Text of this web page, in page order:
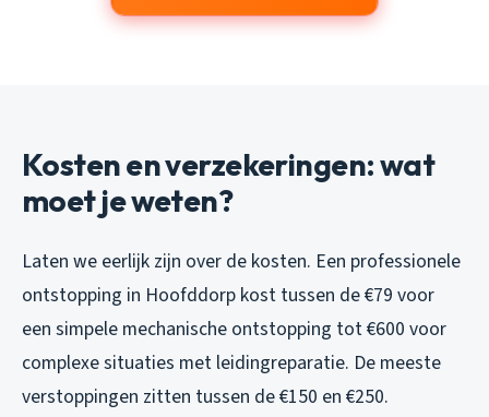
Kosten en verzekeringen: wat
moet je weten?
Laten we eerlijk zijn over de kosten. Een professionele
ontstopping in Hoofddorp kost tussen de €79 voor
een simpele mechanische ontstopping tot €600 voor
complexe situaties met leidingreparatie. De meeste
verstoppingen zitten tussen de €150 en €250.